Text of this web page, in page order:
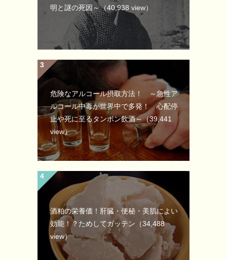
明と謎の死因～（40,938 view）
危険なアルコール摂取方法！ ～急性ア
ルコール中毒が世界中で多発！ 心配停
止や死に至るタンポン飲酒～（39,441
view）
酒粕の栄養価！肝臓・便秘・美肌によい
効能！？ためしてガッテン （34,488
view）